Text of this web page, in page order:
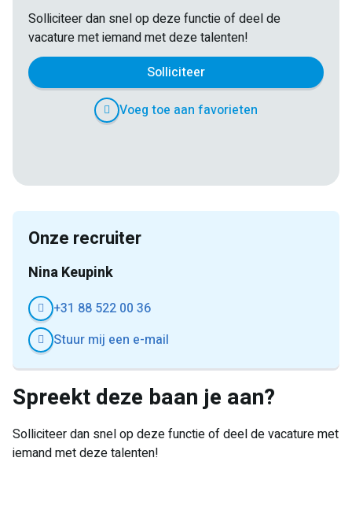
Solliciteer dan snel op deze functie of deel de
vacature met iemand met deze talenten!
Solliciteer
Voeg toe aan favorieten
Onze recruiter
Nina Keupink
+31 88 522 00 36
Stuur mij een e-mail
Spreekt deze baan je aan?
Solliciteer dan snel op deze functie of deel de vacature met
iemand met deze talenten!